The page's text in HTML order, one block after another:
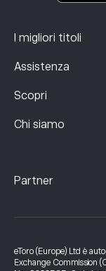
I migliori titoli
Assistenza
Scopri
Chi siamo
Partner
eToro (Europe) Ltd è
Exchange Commission